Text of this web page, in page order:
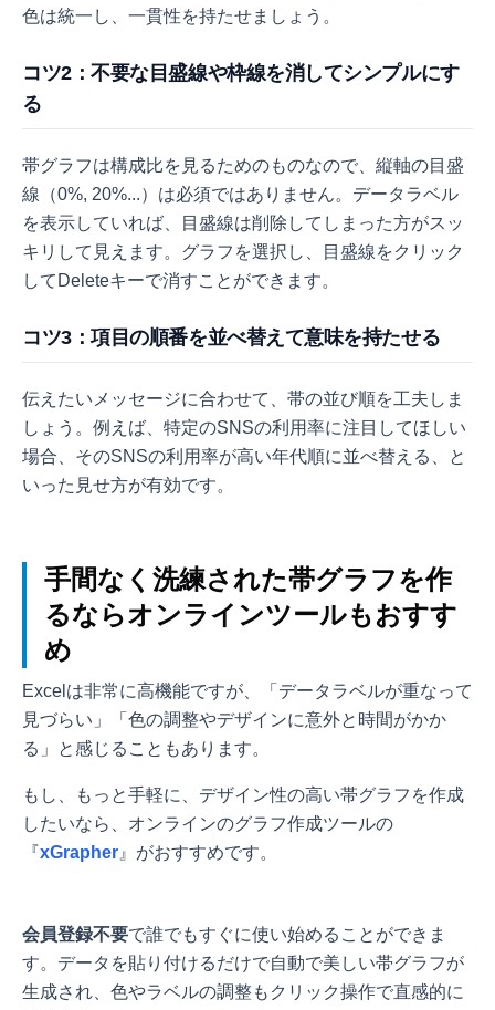
色は統一し、一貫性を持たせましょう。
コツ2：不要な目盛線や枠線を消してシンプルにす
る
帯グラフは構成比を見るためのものなので、縦軸の目盛
線（0%, 20%...）は必須ではありません。データラベル
を表示していれば、目盛線は削除してしまった方がスッ
キリして見えます。グラフを選択し、目盛線をクリック
してDeleteキーで消すことができます。
コツ3：項目の順番を並べ替えて意味を持たせる
伝えたいメッセージに合わせて、帯の並び順を工夫しま
しょう。例えば、特定のSNSの利用率に注目してほしい
場合、そのSNSの利用率が高い年代順に並べ替える、と
いった見せ方が有効です。
手間なく洗練された帯グラフを作
るならオンラインツールもおすす
め
Excelは非常に高機能ですが、「データラベルが重なって
見づらい」「色の調整やデザインに意外と時間がかか
る」と感じることもあります。
もし、もっと手軽に、デザイン性の高い帯グラフを作成
したいなら、オンラインのグラフ作成ツールの
『xGrapher 』がおすすめです。
会員登録不要で誰でもすぐに使い始めることができま
す。データを貼り付けるだけで自動で美しい帯グラフが
生成され、色やラベルの調整もクリック操作で直感的に